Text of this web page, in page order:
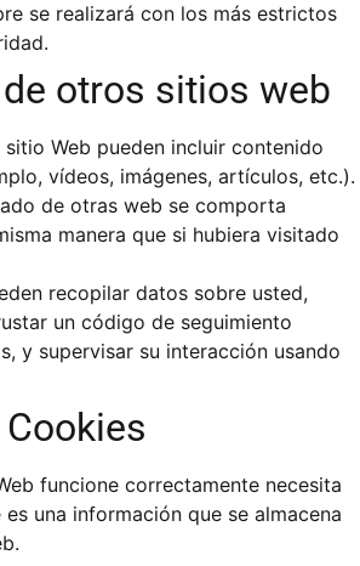
se realizará con los más estrictos
otros sitios web
sitio Web pueden incluir contenido
vídeos, imágenes, artículos, etc.).
de otras web se comporta
manera que si hubiera visitado
recopilar datos sobre usted,
un código de seguimiento
y supervisar su interacción usando
funcione correctamente necesita
una información que se almacena